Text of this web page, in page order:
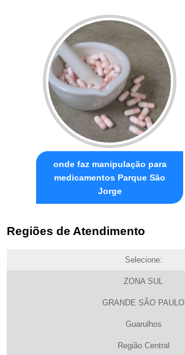
onde faz manipulação para
medicamentos Parque São
Jorge
Regiões de Atendimento
Selecione:
ZONA SUL
GRANDE SÃO PAULO
Guarulhos
Região Central